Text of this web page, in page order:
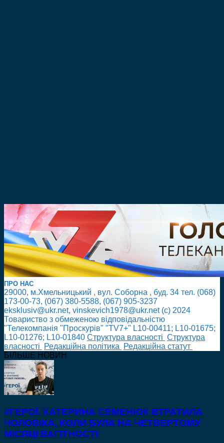
ПРО НАС
29000, м.Хмельницький , вул. Соборна , буд. 34 тел. (068)
173-00-73, (067) 380-5588, (067) 905-3237
eksklusiv@ukr.net, vinskevich1978@ukr.net (с) 2024
Товариство з обмеженою відповідальністю
"Телекомпанія "Проскурів" "TV7+" L10-00411; L10-01675;
L10-01276; L10-01840 Cтруктура власності Cтруктура
власності
Редакційна політика
Редакційна статут
БІЛЬШЕ НОВИН
#ГЕРОЇ. КАТЕРИНА СЕМЕНЮК ВТРАТИЛА
ЧОЛОВІКА, КОЛИ БУЛА НА ЧЕТВЕРТОМУ
МІСЯЦІ ВАГІТНОСТІ